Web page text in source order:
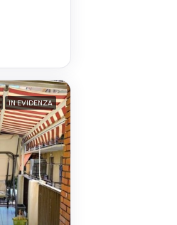
IN EVIDENZA